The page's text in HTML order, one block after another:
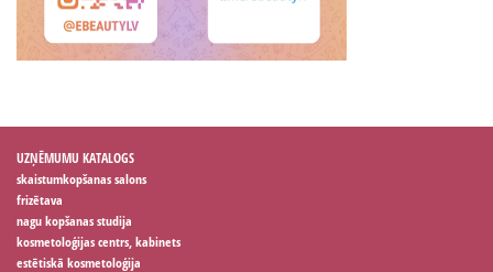
UZŅĒMUMU KATALOGS
skaistumkopšanas salons
frizētava
nagu kopšanas studija
kosmetoloģijas centrs, kabinets
estētiskā kosmetoloģija